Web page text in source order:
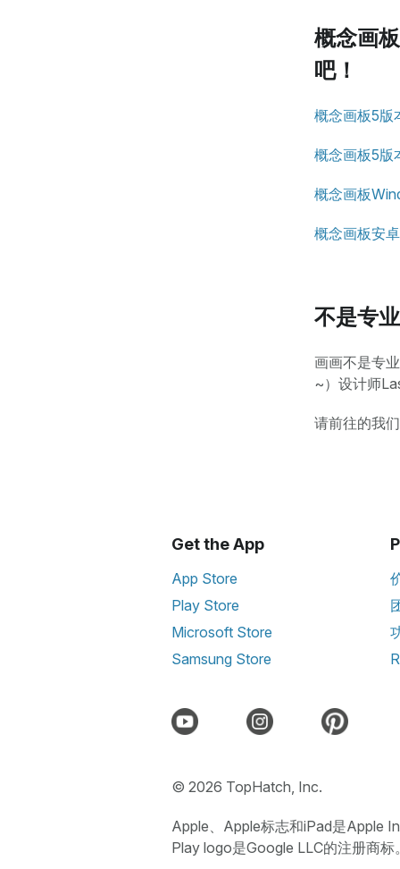
概念画
吧！
概念画板5版
概念画板5版
概念画板
概念画板安
不是专
画画不是专
~）设计师
请前往的我们
Get the App
App Store
Play Store
Microsoft Store
Samsung Store
© 2026 TopHatch, Inc.
Apple、Apple标志和iPad是Apple
Play logo是Google LLC的注册商